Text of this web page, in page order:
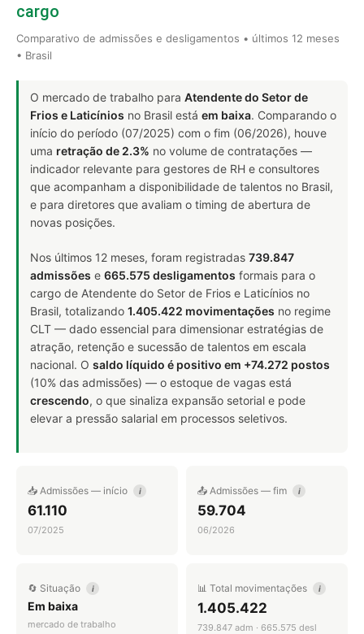
cargo
Comparativo de admissões e desligamentos • últimos 12 meses
• Brasil
O mercado de trabalho para Atendente do Setor de
Frios e Laticínios no Brasil está em baixa. Comparando o
início do período (07/2025) com o fim (06/2026), houve
uma retração de 2.3% no volume de contratações —
indicador relevante para gestores de RH e consultores
que acompanham a disponibilidade de talentos no Brasil,
e para diretores que avaliam o timing de abertura de
novas posições.
Nos últimos 12 meses, foram registradas 739.847
admissões e 665.575 desligamentos formais para o
cargo de Atendente do Setor de Frios e Laticínios no
Brasil, totalizando 1.405.422 movimentações no regime
CLT — dado essencial para dimensionar estratégias de
atração, retenção e sucessão de talentos em escala
nacional. O saldo líquido é positivo em +74.272 postos
(10% das admissões) — o estoque de vagas está
crescendo, o que sinaliza expansão setorial e pode
elevar a pressão salarial em processos seletivos.
📥 Admissões — início i
61.110
07/2025
📤 Admissões — fim i
59.704
06/2026
🔄 Situação i
Em baixa
mercado de trabalho
📊 Total movimentações i
1.405.422
739.847 adm · 665.575 desl